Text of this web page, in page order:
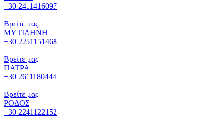
+30 2411416097
Βρείτε μας
ΜΥΤΙΛΗΝΗ
+30 2251151468
Βρείτε μας
ΠΑΤΡΑ
+30 2611180444
Βρείτε μας
ΡΟΔΟΣ
+30 2241122152